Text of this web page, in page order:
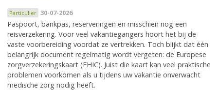
Particulier 30-07-2026
Paspoort, bankpas, reserveringen en misschien nog een
reisverzekering. Voor veel vakantiegangers hoort het bij de
vaste voorbereiding voordat ze vertrekken. Toch blijkt dat één
belangrijk document regelmatig wordt vergeten: de Europese
zorgverzekeringskaart (EHIC). Juist die kaart kan veel praktische
problemen voorkomen als u tijdens uw vakantie onverwacht
medische zorg nodig heeft.